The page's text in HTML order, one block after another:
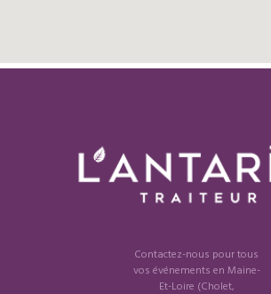
Contactez-nous pour tous
vos événements en Maine-
Et-Loire (Cholet,